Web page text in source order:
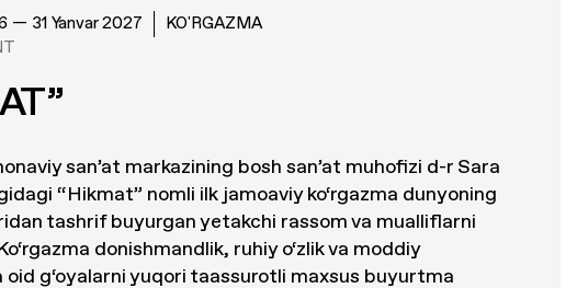
— 31 Yanvar 2027
KO'RGAZMA
san’at markazining bosh san’at muhofizi d-r Sara
“Hikmat” nomli ilk jamoaviy ko‘rgazma dunyoning
tashrif buyurgan yetakchi rassom va mualliflarni
donishmandlik, ruhiy o‘zlik va moddiy
oid g‘oyalarni yuqori taassurotli maxsus buyurtma